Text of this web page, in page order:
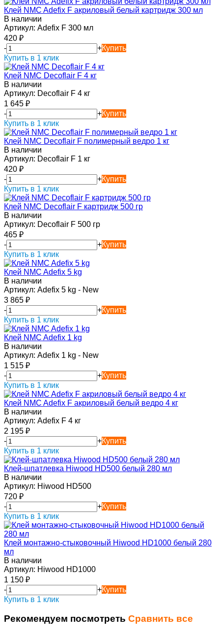
Клей NMC Adefix F акриловый белый картридж 300 мл
В наличии
Артикул: Adefix F 300 мл
420 ₽
-
+Купить
Купить в 1 клик
Клей NMC Decoflair F 4 кг
В наличии
Артикул: Decoflair F 4 кг
1 645 ₽
-
+Купить
Купить в 1 клик
Клей NMC Decoflair F полимерный ведро 1 кг
В наличии
Артикул: Decoflair F 1 кг
420 ₽
-
+Купить
Купить в 1 клик
Клей NMC Decoflair F картридж 500 гр
В наличии
Артикул: Decoflair F 500 гр
465 ₽
-
+Купить
Купить в 1 клик
Клей NMC Adefix 5 kg
В наличии
Артикул: Adefix 5 kg - New
3 865 ₽
-
+Купить
Купить в 1 клик
Клей NMC Adefix 1 kg
В наличии
Артикул: Adefix 1 kg - New
1 515 ₽
-
+Купить
Купить в 1 клик
Клей NMC Adefix F акриловый белый ведро 4 кг
В наличии
Артикул: Adefix F 4 кг
2 195 ₽
-
+Купить
Купить в 1 клик
Клей-шпатлевка Hiwood HD500 белый 280 мл
В наличии
Артикул: Hiwood HD500
720 ₽
-
+Купить
Купить в 1 клик
Клей монтажно-стыковочный Hiwood HD1000 белый 280
мл
В наличии
Артикул: Hiwood HD1000
1 150 ₽
-
+Купить
Купить в 1 клик
Рекомендуем посмотреть Сравнить все